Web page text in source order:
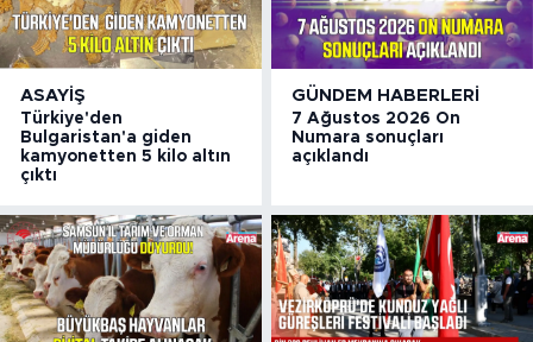
ASAYIŞ
Türkiye'den
Bulgaristan'a giden
kamyonetten 5 kilo altın
çıktı
GÜNDEM HABERLERI
7 Ağustos 2026 On
Numara sonuçları
açıklandı